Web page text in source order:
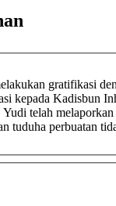
gratifikasi
kepada Kadisbun
Yudi telah
tuduha perbuatan